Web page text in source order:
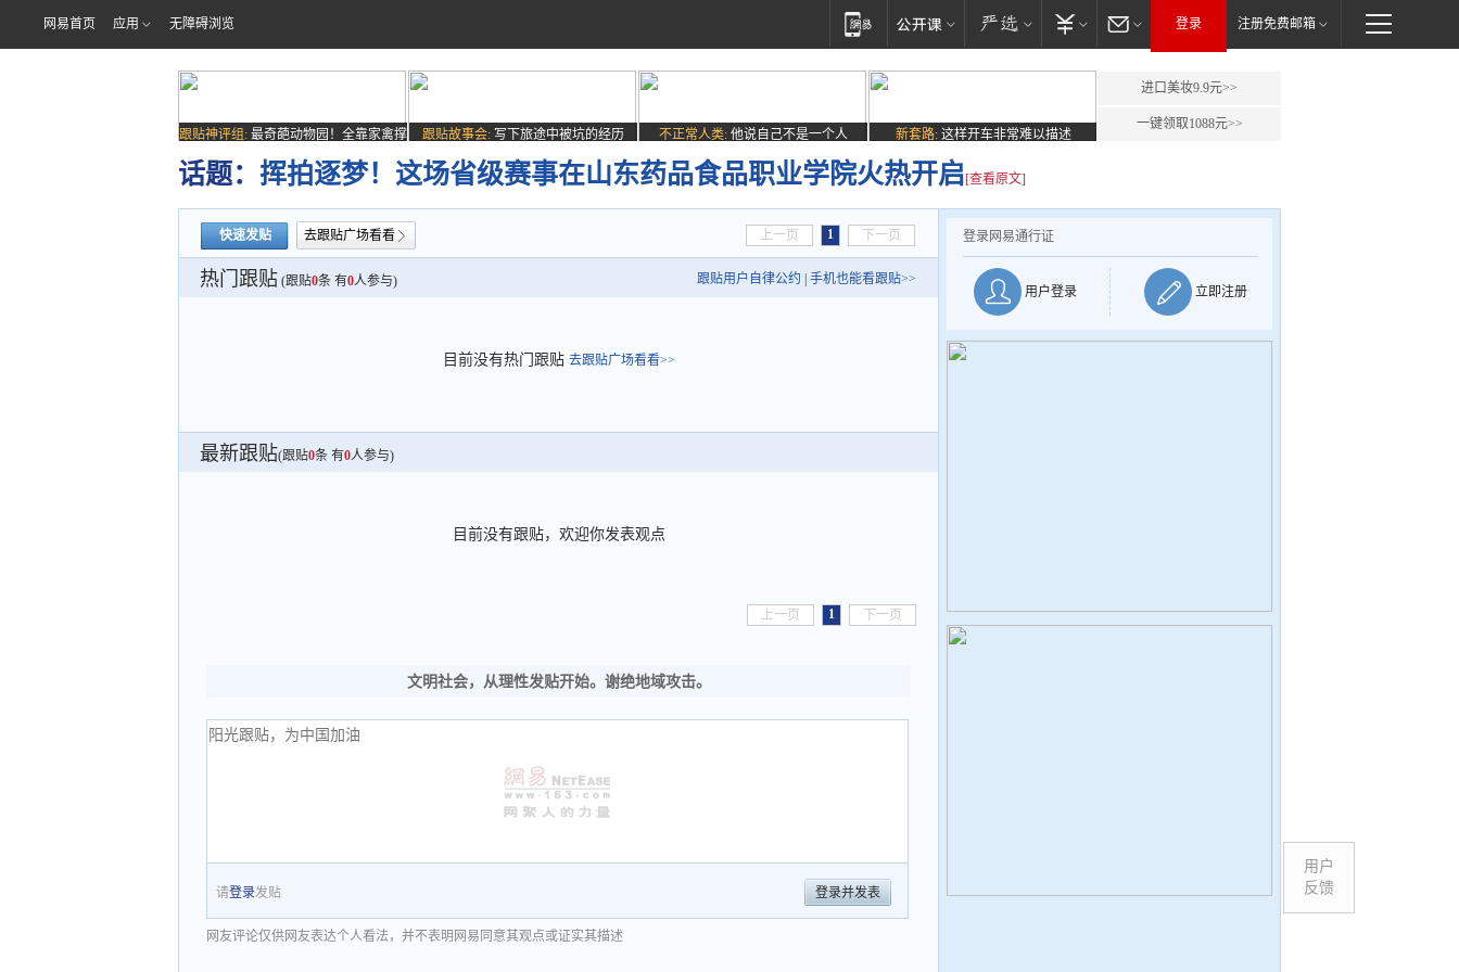
网易首页 应用 无障碍浏览 登录 注册免费邮箱
跟贴神评组: 最奇葩动物园！全靠家禽撑
场子
跟贴故事会: 写下旅途中被坑的经历 不正常人类: 他说自己不是一个人 新套路: 这样开车非常难以描述
进口美妆9.9元>>
一键领取1088元>>
话题： 挥拍逐梦！这场省级赛事在山东药品食品职业学院火热开启[查看原文]
快速发贴 去跟贴广场看看 上一页 1 下一页
热门跟贴 (跟贴0条 有0人参与) 跟贴用户自律公约 手机也能看跟贴>>
目前没有热门跟贴 去跟贴广场看看>>
最新跟贴(跟贴0条 有0人参与)
目前没有跟贴，欢迎你发表观点
上一页 1 下一页
文明社会，从理性发贴开始。谢绝地域攻击。
请登录发贴 登录并发表
网友评论仅供网友表达个人看法，并不表明网易同意其观点或证实其描述
登录网易通行证
用户登录 立即注册
用户
反馈